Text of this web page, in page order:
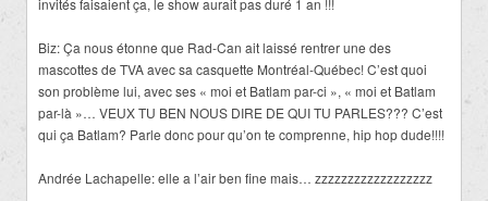
invités faisaient ça, le show aurait pas duré 1 an !!!
Biz: Ça nous étonne que Rad-Can ait laissé rentrer une des
mascottes de TVA avec sa casquette Montréal-Québec! C’est quoi
son problème lui, avec ses « moi et Batlam par-ci », « moi et Batlam
par-là »… VEUX TU BEN NOUS DIRE DE QUI TU PARLES??? C’est
qui ça Batlam? Parle donc pour qu’on te comprenne, hip hop dude!!!!
Andrée Lachapelle: elle a l’air ben fine mais… zzzzzzzzzzzzzzzzzz